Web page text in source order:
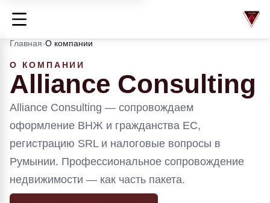
Главная›О компании
О КОМПАНИИ
Alliance Consulting
Alliance Consulting — сопровождаем
оформление ВНЖ и гражданства ЕС,
регистрацию SRL и налоговые вопросы в
Румынии. Профессиональное сопровождение
недвижимости — как часть пакета.